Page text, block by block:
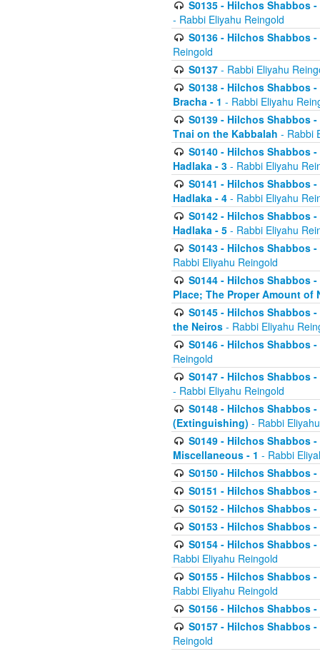
S0135 - Hilchos Shabbos
- Rabbi Eliyahu Reingold
S0136 - Hilchos Shabbos
Reingold
S0137- Rabbi Eliyahu
S0138 - Hilchos Shabbos
Bracha - 1 - Rabbi Eliyahu
S0139 - Hilchos Shabbos
Tnai on the Kabbalah - Rabbi
S0140 - Hilchos Shabbos
Hadlaka - 3 - Rabbi Eliyahu
S0141 - Hilchos Shabbos
Hadlaka - 4 - Rabbi Eliyahu
S0142 - Hilchos Shabbos
Hadlaka - 5 - Rabbi Eliyahu
S0143 - Hilchos Shabbos
Rabbi Eliyahu Reingold
S0144 - Hilchos Shabbos
Place; The Proper Amount of
S0145 - Hilchos Shabbos
the Neiros - Rabbi Eliyahu
S0146 - Hilchos Shabbos
Reingold
S0147 - Hilchos Shabbos
- Rabbi Eliyahu Reingold
S0148 - Hilchos Shabbos
(Extinguishing) - Rabbi
S0149 - Hilchos Shabbos
Miscellaneous - 1 - Rabbi
S0150 - Hilchos Shabbos
S0151 - Hilchos Shabbos
S0152 - Hilchos Shabbos
S0153 - Hilchos Shabbos
S0154 - Hilchos Shabbos
Rabbi Eliyahu Reingold
S0155 - Hilchos Shabbos
Rabbi Eliyahu Reingold
S0156 - Hilchos Shabbos
S0157 - Hilchos Shabbos
Reingold